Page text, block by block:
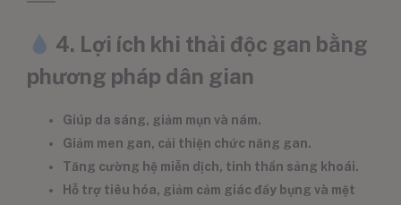
4. Lợi ích khi thải độc gan bằng
phương pháp dân gian
Giúp da sáng, giảm mụn và nám.
Giảm men gan, cải thiện chức năng gan.
Tăng cường hệ miễn dịch, tinh thần sảng khoái.
Hỗ trợ tiêu hóa, giảm cảm giác đầy bụng và mệt